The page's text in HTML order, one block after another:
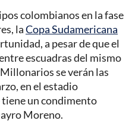
colombianos en la fase
laCopa Sudamericana
a pesar de que el
escuadras del mismo
se verán las
en el estadio
tiene un condimento
Moreno.